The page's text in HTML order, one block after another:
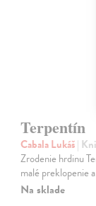
Terpentín
Cabala Lukáš|
Zrodenie hrdinu
malé preklopenie
Na sklade